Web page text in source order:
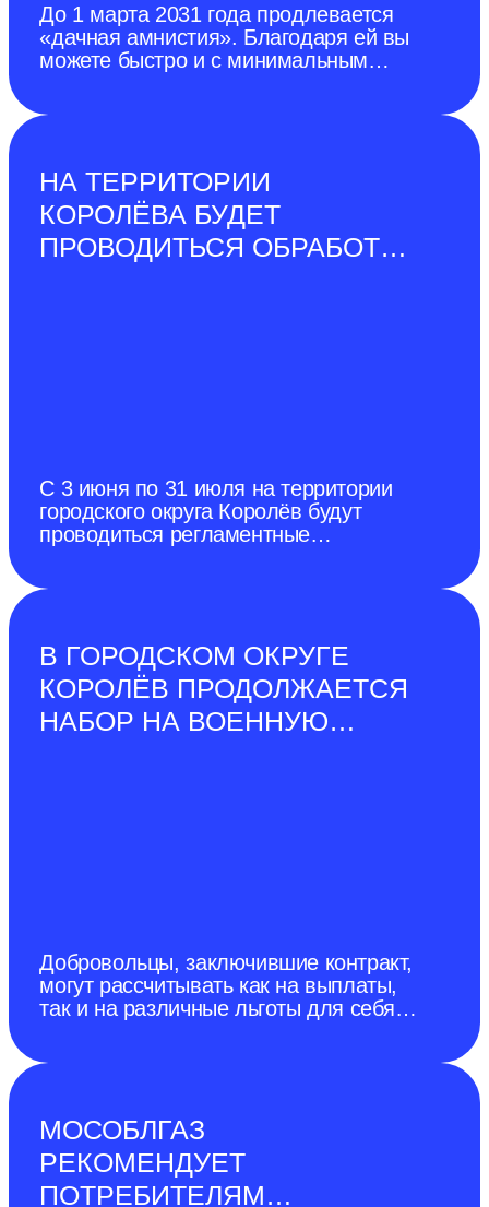
До 1 марта 2031 года продлевается
«дачная амнистия». Благодаря ей вы
можете быстро и с минимальным
НА ТЕРРИТОРИИ
КОРОЛЁВА БУДЕТ
ПРОВОДИТЬСЯ ОБРАБОТКА
С 3 июня по 31 июля на территории
городского округа Королёв будут
проводиться регламентные
гербицидов.
В ГОРОДСКОМ ОКРУГЕ
КОРОЛЁВ ПРОДОЛЖАЕТСЯ
НАБОР НА ВОЕННУЮ
Добровольцы, заключившие контракт,
могут рассчитывать как на выплаты,
так и на различные льготы для себя и
МОСОБЛГАЗ
РЕКОМЕНДУЕТ
ПОТРЕБИТЕЛЯМ